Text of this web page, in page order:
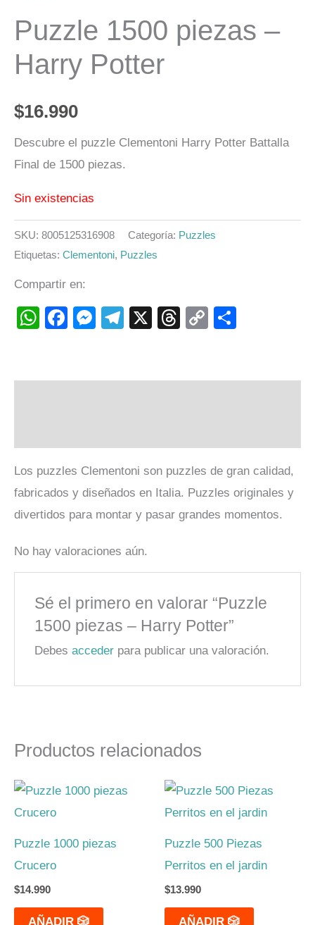
Puzzle 1500 piezas –
Harry Potter
$16.990
Descubre el puzzle Clementoni Harry Potter Battalla
Final de 1500 piezas.
Sin existencias
SKU: 8005125316908 Categoría: Puzzles
Etiquetas: Clementoni, Puzzles
Compartir en:
WhatsApp
Facebook
Messenger
Telegram
X Threads
Copy
Los puzzles Clementoni son puzzles de gran calidad,
fabricados y diseñados en Italia. Puzzles originales y
divertidos para montar y pasar grandes momentos.
No hay valoraciones aún.
Sé el primero en valorar “Puzzle
1500 piezas – Harry Potter”
Debesacceder para publicar una valoración.
Productos relacionados
Puzzle 1000 piezas
Crucero
$14.990
AÑADIR 🎲
Puzzle 500 Piezas
Perritos en el jardin
$13.990
AÑADIR 🎲